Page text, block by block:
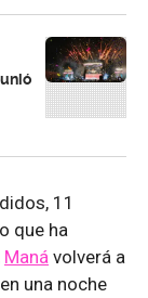
11
que ha
Maná volverá a
una noche